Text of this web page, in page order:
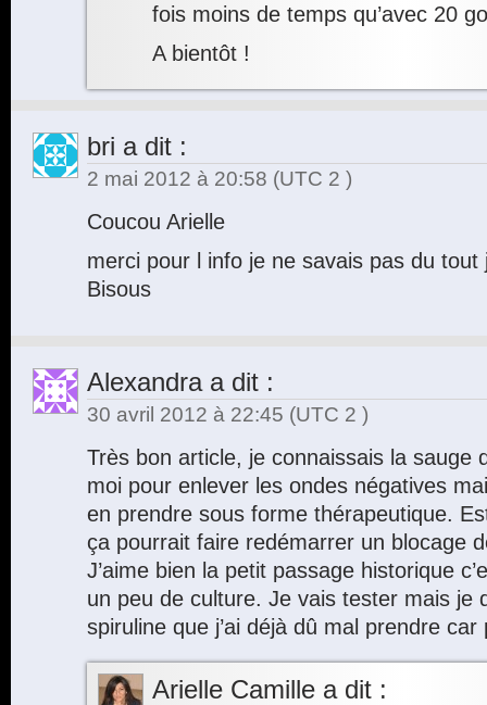
fois moins de temps qu’avec 20
A bientôt !
bri a dit :
2 mai 2012 à 20:58 (UTC 2 )
Coucou Arielle
merci pour l info je ne savais pas du tout
Bisous
Alexandraa dit :
30 avril 2012 à 22:45 (UTC 2 )
Très bon article, je connaissais la sauge
moi pour enlever les ondes négatives
en prendre sous forme thérapeutique.
ça pourrait faire redémarrer un blocage
J’aime bien la petit passage historique
un peu de culture. Je vais tester mais je
spiruline que j’ai déjà dû mal prendre
Arielle Camille a dit :